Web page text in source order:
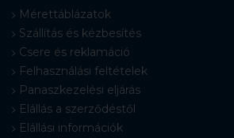
Mérettáblázatok
Szállítás és kézbesítés
Csere és reklamáció
Felhasználási feltételek
Panaszkezelési eljárás
Elállás a szerződéstől
Elállási információk